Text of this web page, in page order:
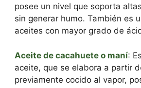
posee un nivel que soporta
sin generar humo. También es
aceites con mayor grado de
Aceite de cacahuete o maní:
aceite, que se elabora a partir
previamente cocido al vapor,